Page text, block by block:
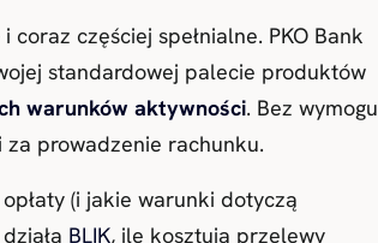
częściej spełnialne. PKO Bank
standardowej palecie produktów
warunków aktywności. Bez wymogu
za prowadzenie rachunku.
(i jakie warunki dotyczą
BLIK, ile kosztują przelewy